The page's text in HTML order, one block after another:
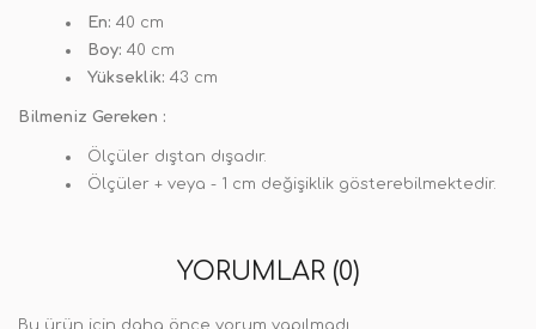
En: 40 cm
Boy: 40 cm
Yükseklik: 43 cm
Bilmeniz Gereken :
Ölçüler dıştan dışadır.
Ölçüler + veya - 1 cm değişiklik gösterebilmektedir.
YORUMLAR (0)
Bu ürün için daha önce yorum yapılmadı.